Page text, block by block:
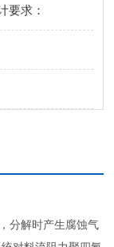
要求：
分解时产生腐蚀气